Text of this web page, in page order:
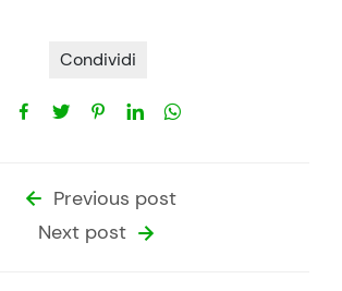
Condividi
Previous post
Next post